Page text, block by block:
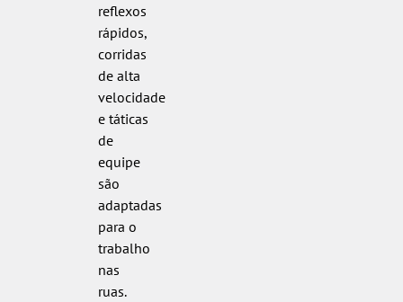
reflexos
rápidos,
corridas
de alta
velocidade
e táticas
de
equipe
são
adaptadas
para o
trabalho
nas
ruas.